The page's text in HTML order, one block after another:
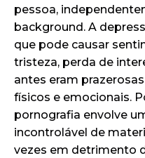
pessoa,
background. A
que pode causar
tristeza, perda de
antes eram
físicos e emocionais.
pornografia envolve
incontrolável de
vezes em detrimento